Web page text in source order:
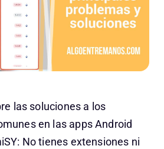
las soluciones a los
en las apps Android
No tienes extensiones ni